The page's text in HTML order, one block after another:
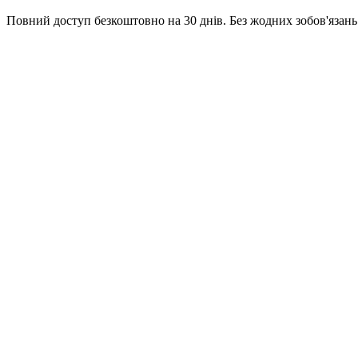
Повний доступ безкоштовно на 30 днів. Без жодних